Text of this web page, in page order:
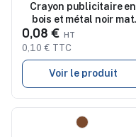
Crayon publicitaire en
bois et métal noir mat
KONAX
0,08 €
0,10 € TTC
Voir le produit